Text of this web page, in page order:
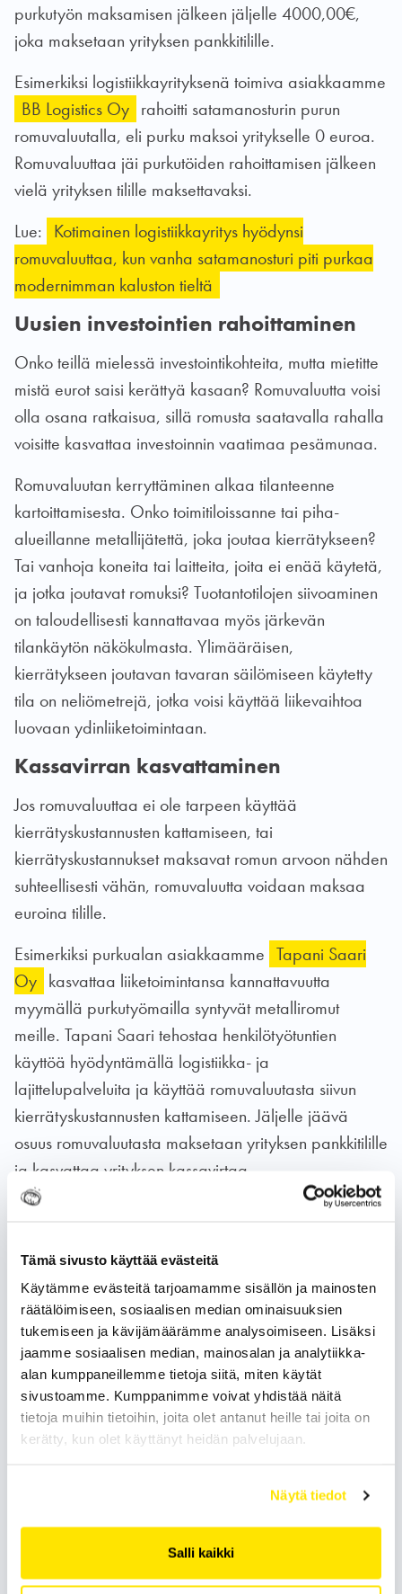
Tämä sivusto käyttää evästeitä
Käytämme evästeitä tarjoamamme sisällön ja mainosten
räätälöimiseen, sosiaalisen median ominaisuuksien
tukemiseen ja kävijämäärämme analysoimiseen. Lisäksi
jaamme sosiaalisen median, mainosalan ja analytiikka-
alan kumppaneillemme tietoja siitä, miten käytät
sivustoamme. Kumppanimme voivat yhdistää näitä
tietoja muihin tietoihin, joita olet antanut heille tai joita on
kerätty, kun olet käyttänyt heidän palvelujaan.
Näytä tiedot
Salli kaikki
purkutyön maksamisen jälkeen jäljelle 4000,00€,
joka maksetaan yrityksen pankkitilille.
Esimerkiksi logistiikkayrityksenä toimiva asiakkaamme
BB Logistics Oy rahoitti satamanosturin purun
romuvaluutalla, eli purku maksoi yritykselle 0 euroa.
Romuvaluuttaa jäi purkutöiden rahoittamisen jälkeen
vielä yrityksen tilille maksettavaksi.
Lue:
Kotimainen logistiikkayritys hyödynsi
romuvaluuttaa, kun vanha satamanosturi piti purkaa
modernimman kaluston tieltä
Uusien investointien rahoittaminen
Onko teillä mielessä investointikohteita, mutta mietitte
mistä eurot saisi kerättyä kasaan? Romuvaluutta voisi
olla osana ratkaisua, sillä romusta saatavalla rahalla
voisitte kasvattaa investoinnin vaatimaa pesämunaa.
Romuvaluutan kerryttäminen alkaa tilanteenne
kartoittamisesta. Onko toimitiloissanne tai piha-
alueillanne metallijätettä, joka joutaa kierrätykseen?
Tai vanhoja koneita tai laitteita, joita ei enää käytetä,
ja jotka joutavat romuksi? Tuotantotilojen siivoaminen
on taloudellisesti kannattavaa myös järkevän
tilankäytön näkökulmasta. Ylimääräisen,
kierrätykseen joutavan tavaran säilömiseen käytetty
tila on neliömetrejä, jotka voisi käyttää liikevaihtoa
luovaan ydinliiketoimintaan.
Kassavirran kasvattaminen
Jos romuvaluuttaa ei ole tarpeen käyttää
kierrätyskustannusten kattamiseen, tai
kierrätyskustannukset maksavat romun arvoon nähden
suhteellisesti vähän, romuvaluutta voidaan maksaa
euroina tilille.
Esimerkiksi purkualan asiakkaamme Tapani Saari
Oy kasvattaa liiketoimintansa kannattavuutta
myymällä purkutyömailla syntyvät metalliromut
meille. Tapani Saari tehostaa henkilötyötuntien
käyttöä hyödyntämällä logistiikka- ja
lajittelupalveluita ja käyttää romuvaluutasta siivun
kierrätyskustannusten kattamiseen. Jäljelle jäävä
osuus romuvaluutasta maksetaan yrityksen pankkitilille
ja kasvattaa yrityksen kassavirtaa.
Lue:
tekemisessä
Yhteenvedettynä
Romuvaluutta on metalliromuun sitoutunutta rahaa,
vaihdon välineenä kierrätyskustannusten